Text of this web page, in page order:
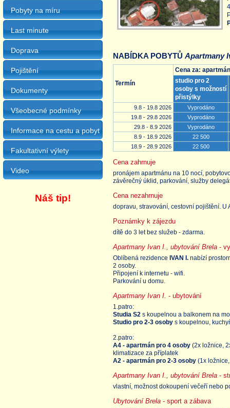
Pobyty na míru
Last minute
Doprava
Pojištění
Dokumenty
Všeobecné podmínky
Informace na cestu a pobyt
Fakultativní výlety
Video
Náš tip!
NABÍDKA POBYTŮ Apartmany
Termín
Cena za: apartmán
studio pro 2
osoby s možností
přistýlky
9.8 - 19.8 2026
Vyprodáno
19.8 - 29.8 2026
Vyprodáno
29.8 - 8.9 2026
Vyprodáno
8.9 - 18.9 2026
22 500
18.9 - 28.9 2026
22 500
Cena zahrnuje
pronájem apartmánu na 10 nocí,
závěrečný úklid, parkování, služby
Cena nezahrnuje
dopravu, stravování, cestovní pojištění. U
Poznámky k zájezdu
dítě do 3 let bez služeb - zdarma.
Apartmany Ivan I., ubytování Brela -
Oblíbená rezidence IVAN I. nabízí
2 osoby.
Připojení k internetu - wifi.
Parkování u domu.
Apartmany Ivan I. - ubytování
1.patro:
Studia S2 s koupelnou a balkonem na
Studio pro 2-3 osoby s koupelnou,
2.patro:
A4 - apartmán pro 4 osoby (2x ložnice,
klimatizace za příplatek
A2 - apartmán pro 2-3 osoby (1x
Apartmany Ivan I., ubytování Brela -
vlastní, možnost dokoupení večeří nebo
Ubytování Brela - sport a zábava